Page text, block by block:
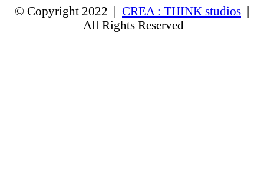
© Copyright 2022 | CREA : THINK studios |
All Rights Reserved